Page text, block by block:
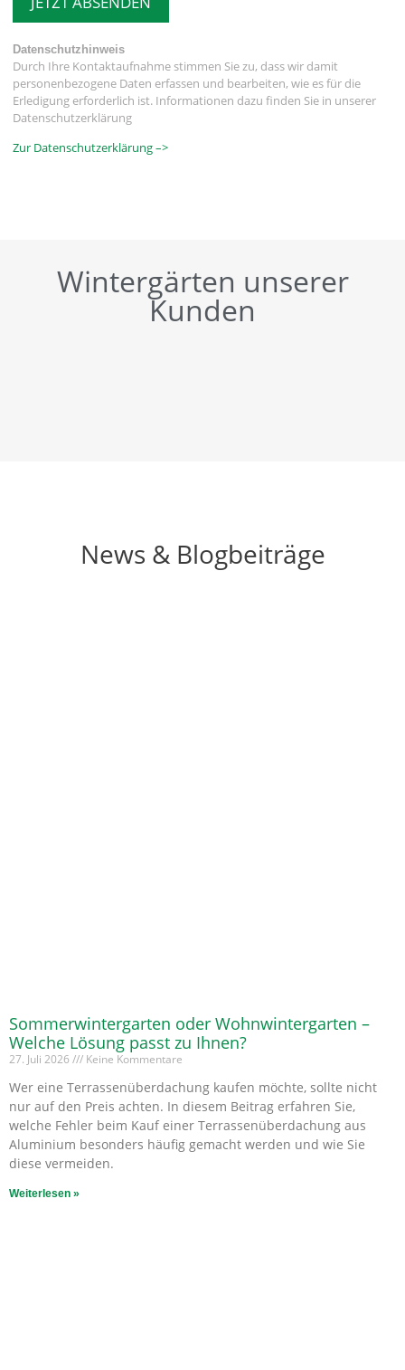
Datenschutzhinweis
Durch Ihre Kontaktaufnahme stimmen Sie zu, dass wir damit
personenbezogene Daten erfassen und bearbeiten, wie es für die
Erledigung erforderlich ist. Informationen dazu finden Sie in unserer
Datenschutzerklärung
Zur Datenschutzerklärung –>
Wintergärten unserer
Kunden
News & Blogbeiträge
Sommerwintergarten oder Wohnwintergarten –
Welche Lösung passt zu Ihnen?
27. Juli 2026 Keine Kommentare
Wer eine Terrassenüberdachung kaufen möchte, sollte nicht
nur auf den Preis achten. In diesem Beitrag erfahren Sie,
welche Fehler beim Kauf einer Terrassenüberdachung aus
Aluminium besonders häufig gemacht werden und wie Sie
diese vermeiden.
Weiterlesen »